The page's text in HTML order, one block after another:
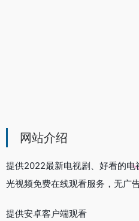
网站介绍
提供2022最新电视剧、好看的
光视频免费在线观看服务，无广
提供安卓客户端观看